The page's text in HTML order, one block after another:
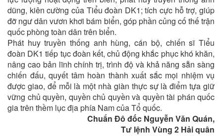
dũng, kiên cường của Tiểu đoàn DK1; tích cực hỗ trợ, giúp
đỡ ngư dân vươn khơi bám biển, góp phần củng cố thế trận
quốc phòng toàn dân trên biển.
Phát huy truyền thống anh hùng, cán bộ, chiến sĩ Tiểu
đoàn DK1 tiếp tục đoàn kết, chủ động khắc phục khó khăn,
nâng cao bản lĩnh chính trị, trình độ và khả năng sẵn sàng
chiến đấu, quyết tâm hoàn thành xuất sắc mọi nhiệm vụ
được giao, để mỗi là một nhà giàn thực sự là điểm tựa giữ
vững chủ quyền, quyền chủ quyền và quyền tài phán quốc
gia trên thềm lục địa phía Nam của Tổ quốc.
Chuẩn Đô đốc Nguyễn Văn Quán,
Tư lệnh Vùng 2 Hải quân